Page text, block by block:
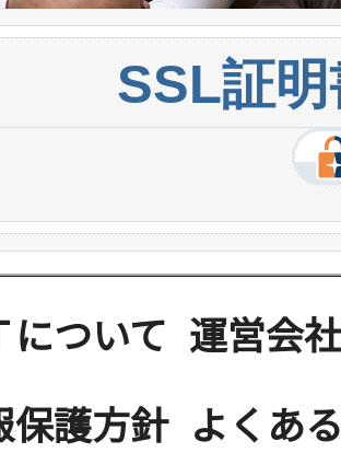
SSL証
について 運営会社
保護方針 よくあ